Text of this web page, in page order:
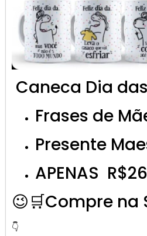
Caneca Dia
Frases de
Presente
APENAS
😉🛒Compre na
👇